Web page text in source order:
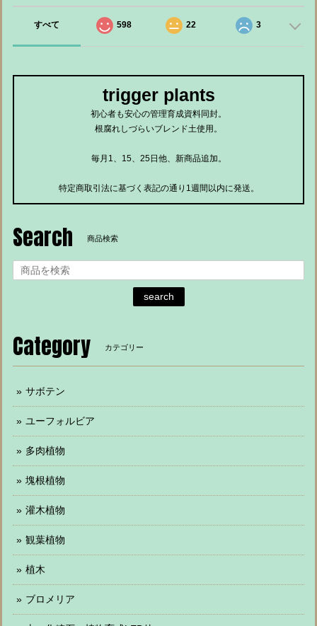
すべて 598 22 3
trigger plants
初心者も安心の管理育成資料同封。
根腐れしづらいブレンド土使用。
毎月1、15、25日他、新商品追加。
特定商取引法に基づく表記の通り1週間以内に発送。
Search 商品検索
search
Category カテゴリー
サボテン
ユーフォルビア
多肉植物
塊根植物
灌木植物
観葉植物
植木
ブロメリア